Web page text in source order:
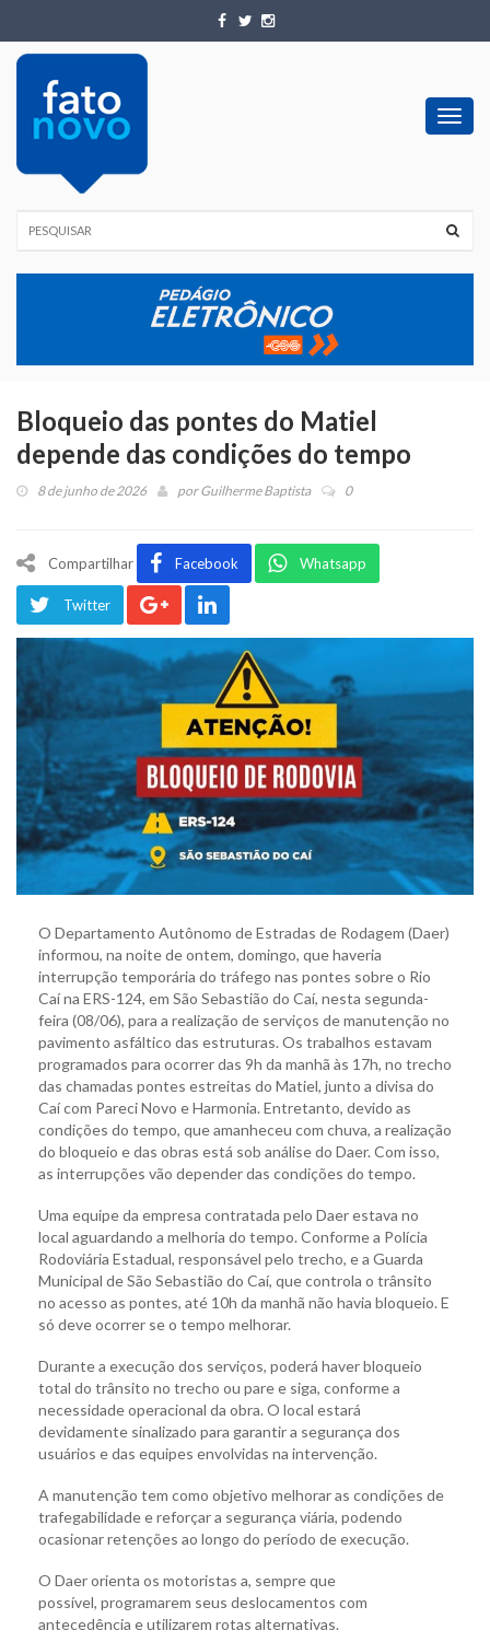
Bloqueio das pontes do Matiel
depende das condições do tempo
8 de junho de 2026 porGuilherme Baptista 0
Compartilhar Facebook Whatsapp
Twitter
O Departamento Autônomo de Estradas de Rodagem (Daer)
informou, na noite de ontem, domingo, que haveria
interrupção temporária do tráfego nas pontes sobre o Rio
Caí na ERS-124, em São Sebastião do Caí, nesta segunda-
feira (08/06), para a realização de serviços de manutenção no
pavimento asfáltico das estruturas. Os trabalhos estavam
programados para ocorrer das 9h da manhã às 17h, no trecho
das chamadas pontes estreitas do Matiel, junto a divisa do
Caí com Pareci Novo e Harmonia. Entretanto, devido as
condições do tempo, que amanheceu com chuva, a realização
do bloqueio e das obras está sob análise do Daer. Com isso,
as interrupções vão depender das condições do tempo.
Uma equipe da empresa contratada pelo Daer estava no
local aguardando a melhoria do tempo. Conforme a Polícia
Rodoviária Estadual, responsável pelo trecho, e a Guarda
Municipal de São Sebastião do Caí, que controla o trânsito
no acesso as pontes, até 10h da manhã não havia bloqueio. E
só deve ocorrer se o tempo melhorar.
Durante a execução dos serviços, poderá haver bloqueio
total do trânsito no trecho ou pare e siga, conforme a
necessidade operacional da obra. O local estará
devidamente sinalizado para garantir a segurança dos
usuários e das equipes envolvidas na intervenção.
A manutenção tem como objetivo melhorar as condições de
trafegabilidade e reforçar a segurança viária, podendo
ocasionar retenções ao longo do período de execução.
O Daer orienta os motoristas a, sempre que
possível, programarem seus deslocamentos com
antecedência e utilizarem rotas alternativas.